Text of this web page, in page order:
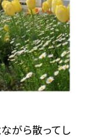
がら散ってし